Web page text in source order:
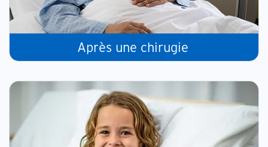
Après une chirugie